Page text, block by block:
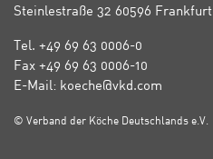
Steinlestraße 32 60596 Frankfurt
Tel. +49 69 63 0006-0
Fax +49 69 63 0006-10
E-Mail: koeche@vkd.com
© Verband der Köche Deutschlands e.V.